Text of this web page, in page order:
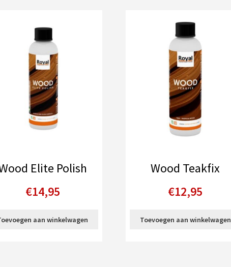
Elite Polish
€14,95
aan winkelwagen
Wood Teakfix
€12,95
Toevoegen aan winkelwagen